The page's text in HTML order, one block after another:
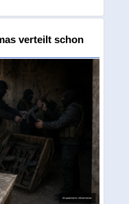
verteilt schon